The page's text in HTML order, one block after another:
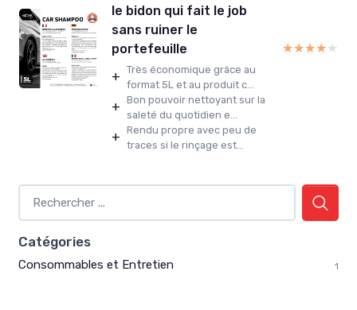
le bidon qui fait le job
sans ruiner le
portefeuille
+ Très économique grâce au
format 5L et au produit c...
+ Bon pouvoir nettoyant sur la
saleté du quotidien e...
+ Rendu propre avec peu de
traces si le rinçage est...
★★★★★
★★★★★
Catégories
Consommables et Entretien 1